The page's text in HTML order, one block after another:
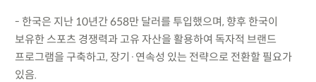
- 한국은 지난 10년간 658만 달러를 투입했으며, 향후 한국이
보유한 스포츠 경쟁력과 고유 자산을 활용하여 독자적 브랜드
프로그램을 구축하고, 장기·연속성 있는 전략으로 전환할 필요가
있음.